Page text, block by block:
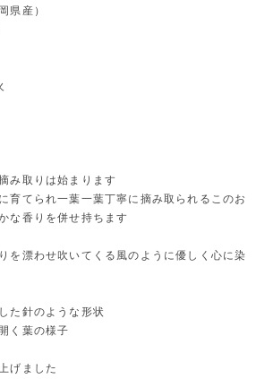
県産）
み取りは始まります
育てられ一葉一葉丁寧に摘み取られるこのお
な香りを併せ持ちます
を漂わせ吹いてくる風のように優しく心に染
た針のような形状
く葉の様子
げました